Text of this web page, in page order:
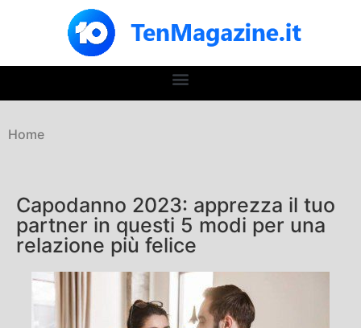
Home
Capodanno 2023: apprezza il tuo
partner in questi 5 modi per una
relazione più felice